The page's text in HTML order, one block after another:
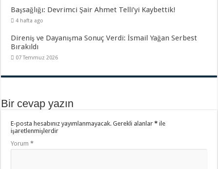
Başsağlığı: Devrimci Şair Ahmet Telli’yi Kaybettik!
4 hafta ago
Direniş ve Dayanışma Sonuç Verdi: İsmail Yağan Serbest
Bırakıldı
07 Temmuz 2026
Bir cevap yazın
E-posta hesabınız yayımlanmayacak. Gerekli alanlar* ile
işaretlenmişlerdir
Yorum*